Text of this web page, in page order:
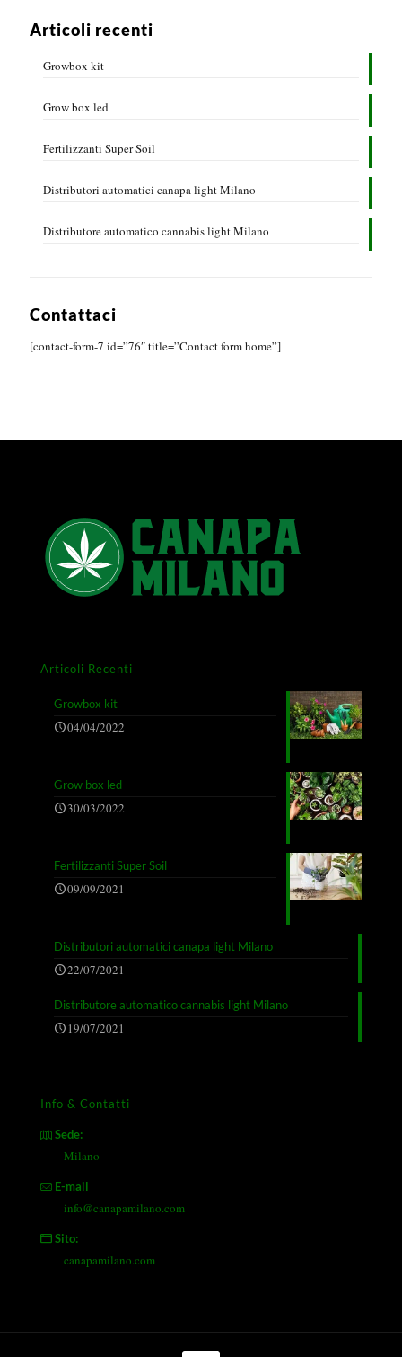
Articoli recenti
Growbox kit
Grow box led
Fertilizzanti Super Soil
Distributori automatici canapa light Milano
Distributore automatico cannabis light Milano
Contattaci
[contact-form-7 id=”76″ title=”Contact form home”]
Articoli Recenti
Growbox kit
04/04/2022
Grow box led
30/03/2022
Fertilizzanti Super Soil
09/09/2021
Distributori automatici canapa light Milano
22/07/2021
Distributore automatico cannabis light Milano
19/07/2021
Info & Contatti
Sede:
Milano
E-mail
info@canapamilano.com
Sito:
canapamilano.com